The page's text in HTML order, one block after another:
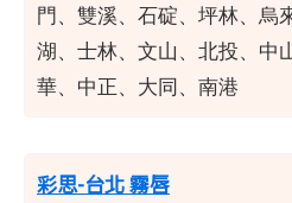
門、雙溪、石碇、坪林、烏
湖、士林、文山、北投、中
華、中正、大同、南港
彩思-台北 霧唇